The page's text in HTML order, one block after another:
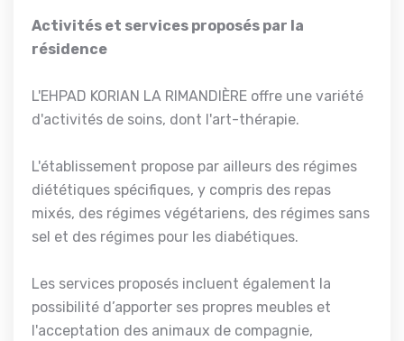
Activités et services proposés par la
résidence
L'EHPAD KORIAN LA RIMANDIÈRE offre une variété
d'activités de soins, dont l'art-thérapie.
L'établissement propose par ailleurs des régimes
diététiques spécifiques, y compris des repas
mixés, des régimes végétariens, des régimes sans
sel et des régimes pour les diabétiques.
Les services proposés incluent également la
possibilité d’apporter ses propres meubles et
l'acceptation des animaux de compagnie,